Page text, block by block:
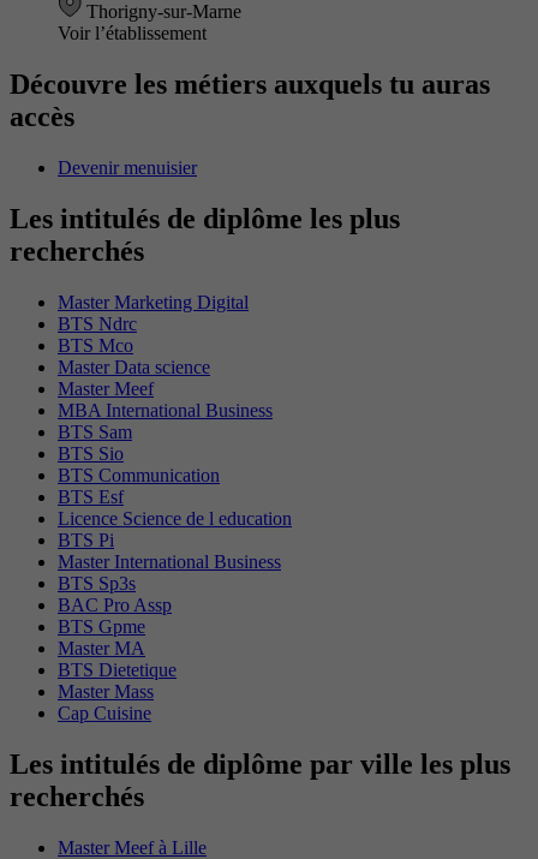
Thorigny-sur-Marne
Voir l’établissement
Découvre les métiers auxquels tu auras
accès
Devenir menuisier
Les intitulés de diplôme les plus
recherchés
Master Marketing Digital
BTS Ndrc
BTS Mco
Master Data science
Master Meef
MBA International Business
BTS Sam
BTS Sio
BTS Communication
BTS Esf
Licence Science de l education
BTS Pi
Master International Business
BTS Sp3s
BAC Pro Assp
BTS Gpme
Master MA
BTS Dietetique
Master Mass
Cap Cuisine
Les intitulés de diplôme par ville les plus
recherchés
Master Meef à Lille